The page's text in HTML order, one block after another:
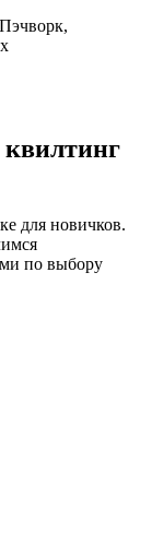
Пэчворк,
для новичков.
по выбору